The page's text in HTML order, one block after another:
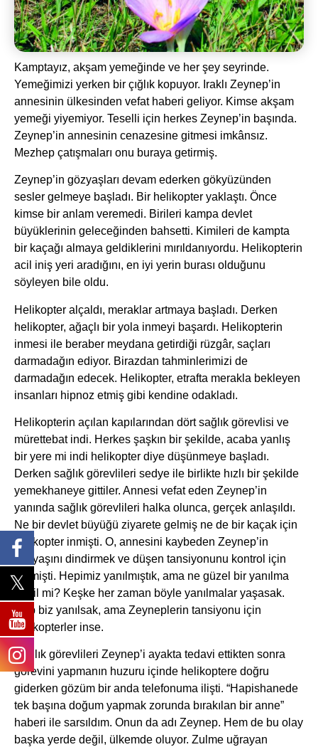
Kamptayız, akşam yemeğinde ve her şey seyrinde.
Yemeğimizi yerken bir çığlık kopuyor. Iraklı Zeynep’in
annesinin ülkesinden vefat haberi geliyor. Kimse akşam
yemeği yiyemiyor. Teselli için herkes Zeynep’in başında.
Zeynep’in annesinin cenazesine gitmesi imkânsız.
Mezhep çatışmaları onu buraya getirmiş.
Zeynep’in gözyaşları devam ederken gökyüzünden
sesler gelmeye başladı. Bir helikopter yaklaştı. Önce
kimse bir anlam veremedi. Birileri kampa devlet
büyüklerinin geleceğinden bahsetti. Kimileri de kampta
bir kaçağı almaya geldiklerini mırıldanıyordu. Helikopterin
acil iniş yeri aradığını, en iyi yerin burası olduğunu
söyleyen bile oldu.
Helikopter alçaldı, meraklar artmaya başladı. Derken
helikopter, ağaçlı bir yola inmeyi başardı. Helikopterin
inmesi ile beraber meydana getirdiği rüzgâr, saçları
darmadağın ediyor. Birazdan tahminlerimizi de
darmadağın edecek. Helikopter, etrafta merakla bekleyen
insanları hipnoz etmiş gibi kendine odakladı.
Helikopterin açılan kapılarından dört sağlık görevlisi ve
mürettebat indi. Herkes şaşkın bir şekilde, acaba yanlış
bir yere mi indi helikopter diye düşünmeye başladı.
Derken sağlık görevlileri sedye ile birlikte hızlı bir şekilde
yemekhaneye gittiler. Annesi vefat eden Zeynep’in
yanında sağlık görevlileri halka olunca, gerçek anlaşıldı.
Ne bir devlet büyüğü ziyarete gelmiş ne de bir kaçak için
helikopter inmişti. O, annesini kaybeden Zeynep’in
gözyaşını dindirmek ve düşen tansiyonunu kontrol için
gelmişti. Hepimiz yanılmıştık, ama ne güzel bir yanılma
değil mi? Keşke her zaman böyle yanılmalar yaşasak.
Hep biz yanılsak, ama Zeyneplerin tansiyonu için
helikopterler inse.
Sağlık görevlileri Zeynep’i ayakta tedavi ettikten sonra
görevini yapmanın huzuru içinde helikoptere doğru
giderken gözüm bir anda telefonuma ilişti. “Hapishanede
tek başına doğum yapmak zorunda bırakılan bir anne”
haberi ile sarsıldım. Onun da adı Zeynep. Hem de bu olay
başka yerde değil, ülkemde oluyor. Zulme uğrayan